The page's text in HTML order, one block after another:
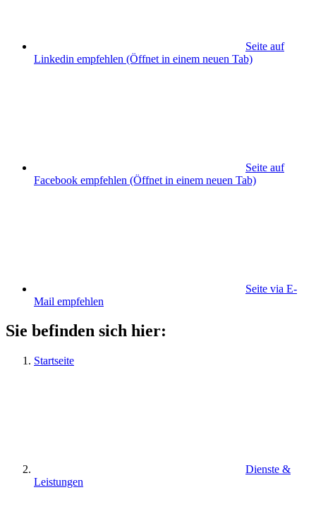
Seite auf
Linkedin empfehlen (Öffnet in einem neuen Tab)
Seite auf
Facebook empfehlen (Öffnet in einem neuen Tab)
Seite via E-
Mail empfehlen
Sie befinden sich hier:
Startseite
Dienste &
Leistungen